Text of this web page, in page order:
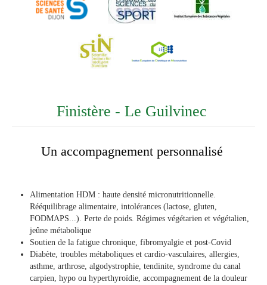
Finistère - Le Guilvinec
Un accompagnement personnalisé
Alimentation HDM : haute densité micronutritionnelle.
Rééquilibrage alimentaire, intolérances (lactose, gluten,
FODMAPS...). Perte de poids. Régimes végétarien et végétalien,
jeûne métabolique
Soutien de la fatigue chronique, fibromyalgie et post-Covid
Diabète, troubles métaboliques et cardio-vasculaires, allergies,
asthme, arthrose, algodystrophie, tendinite, syndrome du canal
carpien, hypo ou hyperthyroïdie, accompagnement de la douleur